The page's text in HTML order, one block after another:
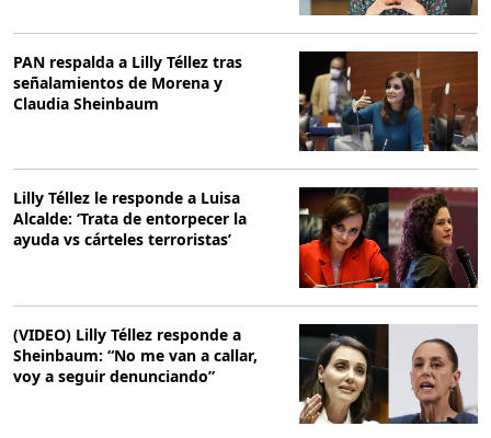
PAN respalda a Lilly Téllez tras
señalamientos de Morena y
Claudia Sheinbaum
Lilly Téllez le responde a Luisa
Alcalde: ‘Trata de entorpecer la
ayuda vs cárteles terroristas’
(VIDEO) Lilly Téllez responde a
Sheinbaum: “No me van a callar,
voy a seguir denunciando”